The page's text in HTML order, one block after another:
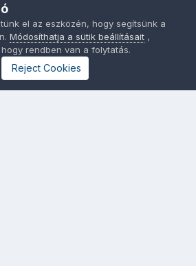
el az eszközén, hogy segítsünk a
Módosíthatja a sütik beállításait ,
rendben van a folytatás.
Reject Cookies